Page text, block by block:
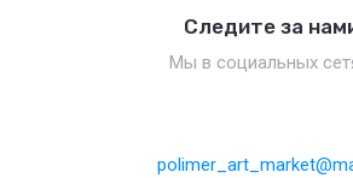
Следите за
Мы в социальных